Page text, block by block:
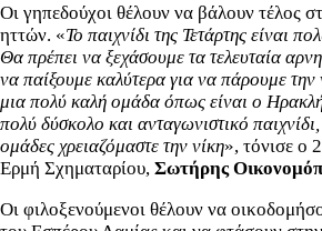
Οι γηπεδούχοι θέλουν να βάλουν τέλος
ηττών. «Το παιχνίδι της Τετάρτης είναι
Θα πρέπει να ξεχάσουμε τα τελευταία
να παίξουμε καλύτερα για να πάρουμε την
μια πολύ καλή ομάδα όπως είναι ο
πολύ δύσκολο και ανταγωνιστικό
ομάδες χρειαζόμαστε την νίκη», τόνισε ο
Ερμή Σχηματαρίου, Σωτήρης
Οι φιλοξενούμενοι θέλουν να